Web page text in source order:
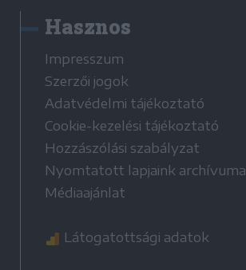
Hasznos
Impresszum
Szerzői jogok
Adatvédelmi tájékoztató
Cookie-kezelési tájékoztató
Hozzászólási szabályzat
Nyomtatott lapjaink archívuma
Médiaajánlat
Látogatottsági adatok